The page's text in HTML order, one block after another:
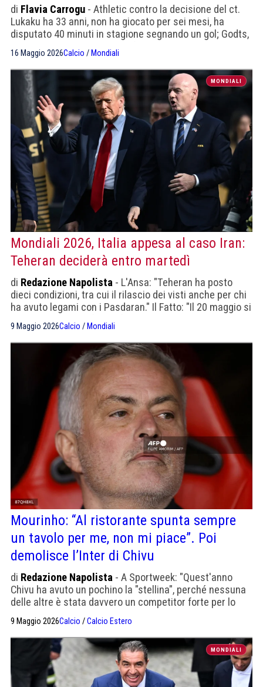
di Flavia Carrogu - Athletic contro la decisione del ct.
Lukaku ha 33 anni, non ha giocato per sei mesi, ha
disputato 40 minuti in stagione segnando un gol; Godts,
presenze, ed è stato escluso.
16 Maggio 2026Calcio / Mondiali
MONDIALI
Mondiali 2026, Italia appesa al caso Iran:
Teheran deciderà entro martedì
di Redazione Napolista - L'Ansa: "Teheran ha posto
dieci condizioni, tra cui il rilascio dei visti anche per chi
ha avuto legami con i Pasdaran." Il Fatto: "Il 20 maggio si
9 Maggio 2026Calcio / Mondiali
Mourinho: “Al ristorante spunta sempre
un tavolo per me, non mi piace”. Poi
demolisce l’Inter di Chivu
di Redazione Napolista - A Sportweek: "Quest'anno
Chivu ha avuto un pochino la "stellina", perché nessuna
delle altre è stata davvero un competitor forte per lo
9 Maggio 2026Calcio /Calcio Estero
MONDIALI